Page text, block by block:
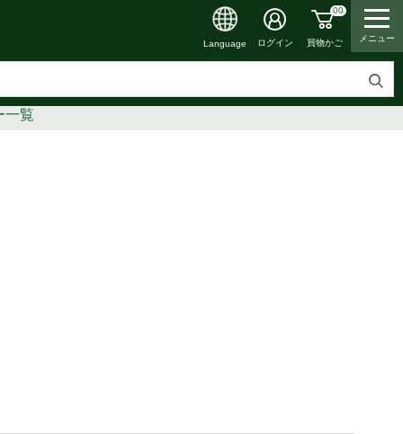
検
Language ログイン
00
買物かご メニュー
一覧